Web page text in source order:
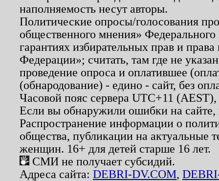
наполняемость несут авторы.
Политические опросы/голосования
общественного мнения»
гарантиях избирательных прав и
Федерации»; считать, там где не
проведение опроса и оплатившее
(обнародование) - едино - сайт, без
Часовой пояс сервера UTC+11
Если вы обнаружили ошибки на
Распространение информации о
общества, публикации на актуальные
женщин. 16+ для детей старше 16 лет.
СМИ не получает субсидий.
Адреса сайта: DEBRI-DV.COM,